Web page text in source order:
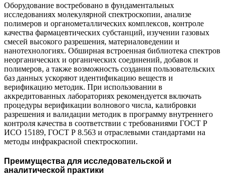
Оборудование востребовано в фундаментальных
исследованиях молекулярной спектроскопии, анализе
полимеров и органометаллических комплексов, контроле
качества фармацевтических субстанций, изучении газовых
смесей высокого разрешения, материаловедении и
нанотехнологиях. Обширная встроенная библиотека спектров
неорганических и органических соединений, добавок и
полимеров, а также возможность создания пользовательских
баз данных ускоряют идентификацию веществ и
верификацию методик. При использовании в
аккредитованных лабораториях рекомендуется включать
процедуры верификации волнового числа, калибровки
разрешения и валидации методик в программу внутреннего
контроля качества в соответствии с требованиями ГОСТ Р
ИСО 15189, ГОСТ Р 8.563 и отраслевыми стандартами на
методы инфракрасной спектроскопии.
Преимущества для исследовательской и
аналитической практики